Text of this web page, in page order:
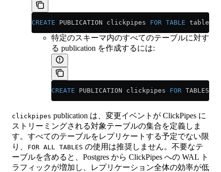
CREATE PUBLICATION clickpipes FOR TABLE
特定のスキーマ内のすべてのテーブルに対す
る publication を作成するには:
CREATE PUBLICATION clickpipes FOR TABLES
clickpipes publication は、変更イベントが ClickPipes に
ストリーミングされる対象テーブルの集合を定義しま
す。すべてのテーブルをレプリケートする予定でない限
り、
FOR ALL TABLES の使用は推奨しません。不要なテ
ーブルを含めると、Postgres から ClickPipes への WAL ト
ラフィックが増加し、レプリケーション全体の効率が低